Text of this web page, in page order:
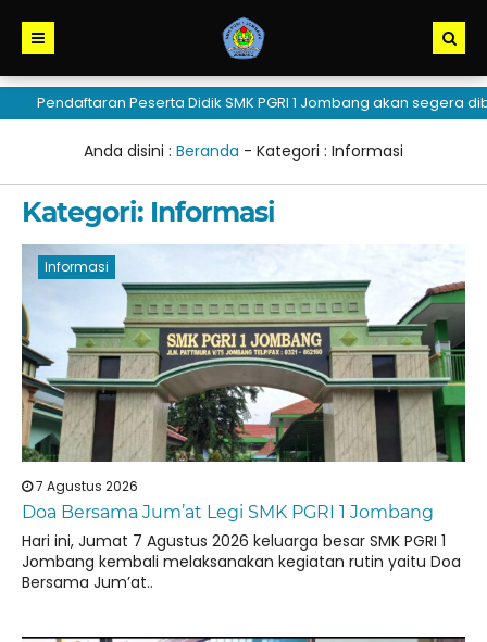
Peserta Didik SMK PGRI 1 Jombang akan segera dibuka
Anda disini : Beranda - Kategori : Informasi
Kategori: Informasi
Informasi
7 Agustus 2026
Doa Bersama Jum’at Legi SMK PGRI 1 Jombang
Hari ini, Jumat 7 Agustus 2026 keluarga besar SMK PGRI 1
Jombang kembali melaksanakan kegiatan rutin yaitu Doa
Bersama Jum’at..